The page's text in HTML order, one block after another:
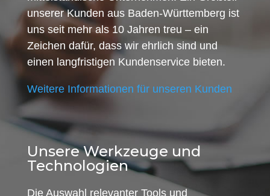
unserer Kunden aus Baden-Württemberg ist
uns seit mehr als 10 Jahren treu – ein
Zeichen dafür, dass wir ehrlich sind und
einen langfristigen Kundenservice bieten.
Weitere Informationen für unseren Kunden
Unsere Werkzeuge und
Technologien
Die Auswahl relevanter Tools und